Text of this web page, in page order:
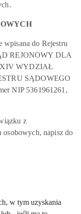
wpisana do Rejestru
REJONOWY DLA
XIV WYDZIAŁ
SĄDOWEGO
NIP 5361961261,
z
osobowych, napisz do
w tym uzyskania